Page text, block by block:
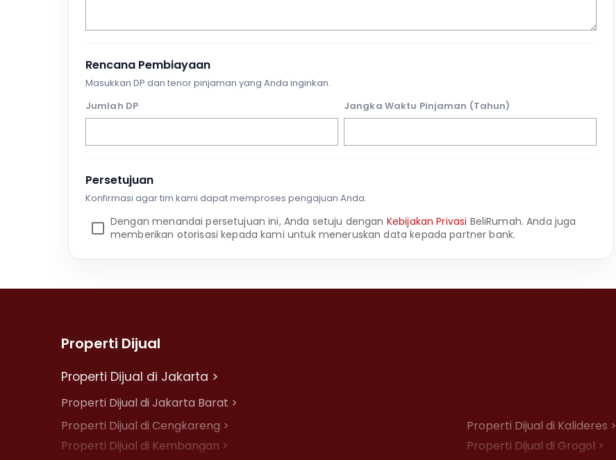
Rencana Pembiayaan
Masukkan DP dan tenor pinjaman yang Anda inginkan.
Jumlah DP
Jangka Waktu Pinjaman (Tahun)
Persetujuan
Konfirmasi agar tim kami dapat memproses pengajuan Anda.
Dengan menandai persetujuan ini, Anda setuju dengan Kebijakan Privasi BeliRumah. Anda juga
memberikan otorisasi kepada kami untuk meneruskan data kepada partner bank.
Properti Dijual
Properti Dijual di Jakarta >
Properti Dijual di Jakarta Barat >
Properti Dijual di Cengkareng >
Properti Dijual di Kalideres >
Properti Dijual di Kembangan >
Properti Dijual di Grogol >